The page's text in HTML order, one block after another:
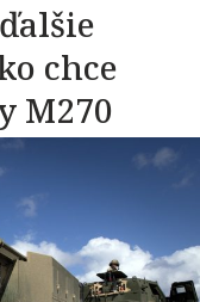
chce
M270